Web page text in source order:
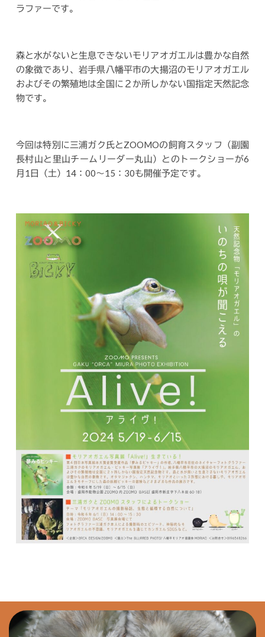
ラファーです。
森と水がないと生息できないモリアオガエルは豊かな自然
の象徴であり、岩手県八幡平市の大揚沼のモリアオガエル
およびその繁殖地は全国に２か所しかない国指定天然記念
物です。
今回は特別に三浦ガク氏とZOOMOの飼育スタッフ（副園
長村山と里山チームリーダー丸山）とのトークショーが6
月1日（土）14：00～15：30も開催予定です。